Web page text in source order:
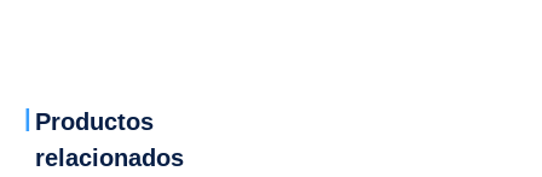
Productos
relacionados